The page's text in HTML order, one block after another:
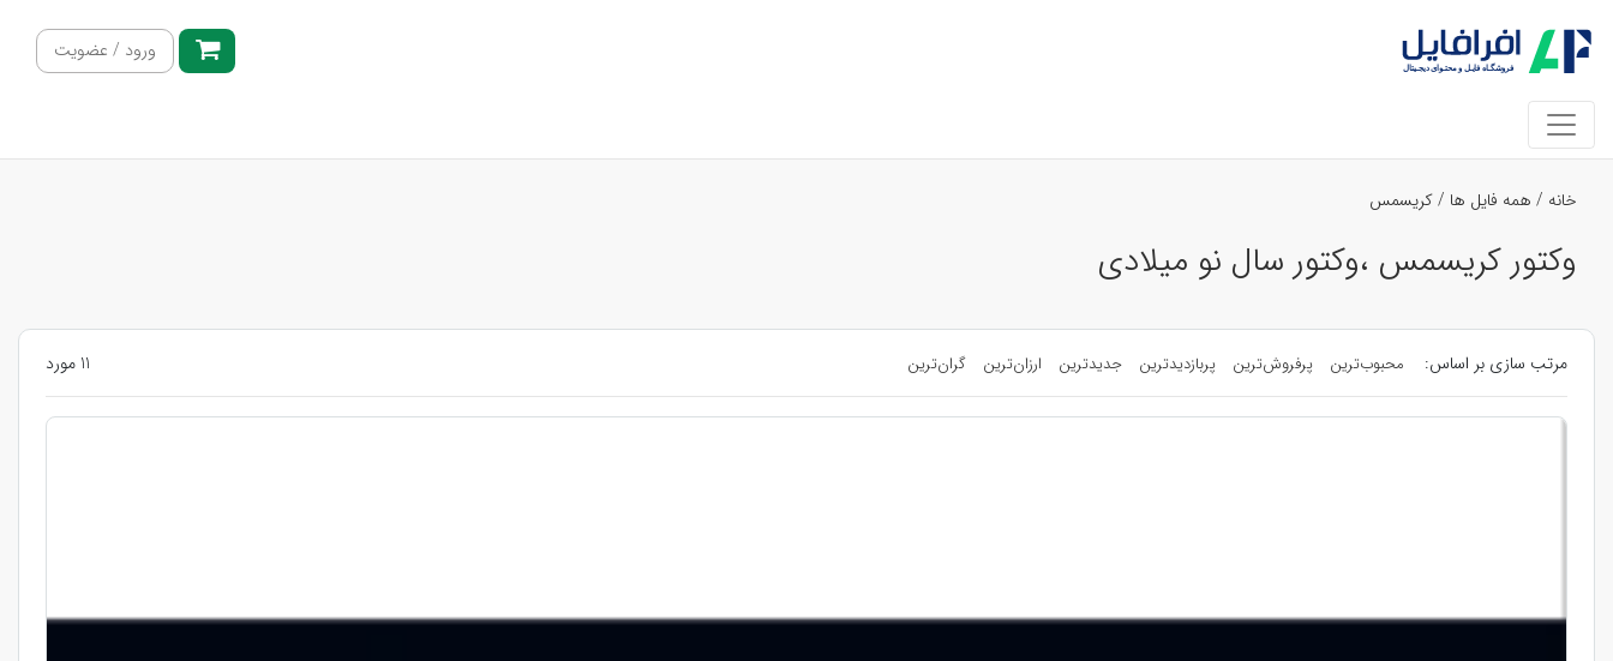
ورود / عضویت
خانه / همه فایل ها /کریسمس
وکتور کریسمس ،وکتور سال نو میلادی
مرتب سازی بر اساس: محبوب‌ترین پرفروش‌ترین پربازدیدترین جدیدترین ارزان‌ترین گران‌ترین 11 مورد